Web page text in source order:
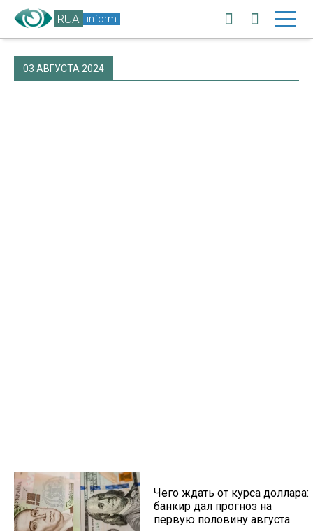
RUA inform
03 АВГУСТА 2024
Чего ждать от курса доллара:
банкир дал прогноз на
первую половину августа